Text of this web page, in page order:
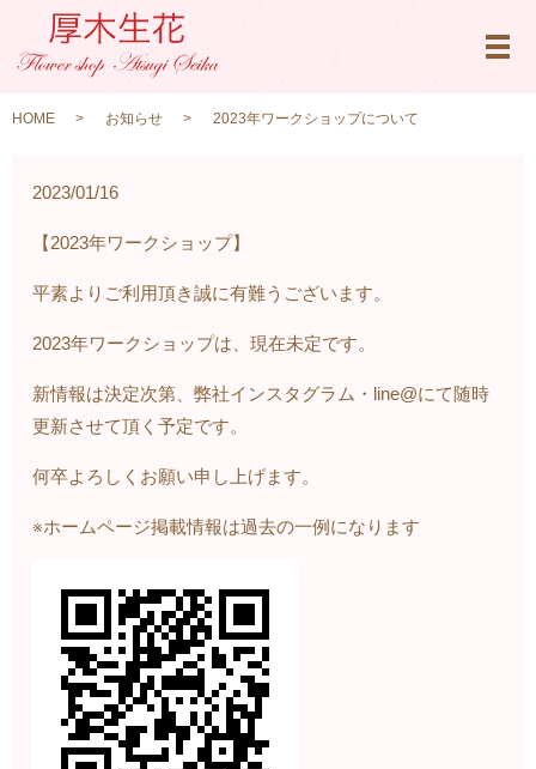
メ
HOME お知らせ 2023年ワークショップについて
2023/01/16
【2023年ワークショップ】
平素よりご利用頂き誠に有難うございます。
2023年ワークショップは、現在未定です。
新情報は決定次第、弊社インスタグラム・line@にて随時
更新させて頂く予定です。
何卒よろしくお願い申し上げます。
※ホームページ掲載情報は過去の一例になります